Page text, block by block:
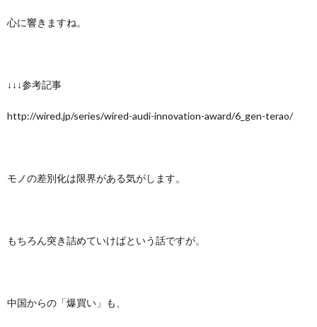
心に響きますね。
↓↓↓参考記事
http://wired.jp/series/wired-audi-innovation-award/6_gen-terao/
モノの差別化は限界がある気がします。
もちろん突き詰めていけばという話ですが。
中国からの「爆買い」も、